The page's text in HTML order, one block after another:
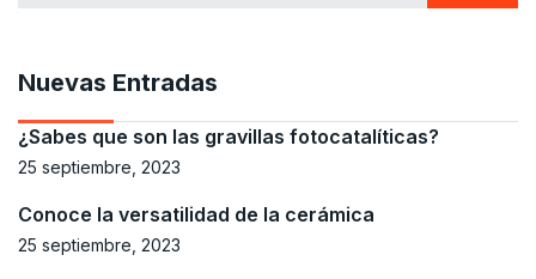
Nuevas Entradas
¿Sabes que son las gravillas fotocatalíticas?
25 septiembre, 2023
Conoce la versatilidad de la cerámica
25 septiembre, 2023